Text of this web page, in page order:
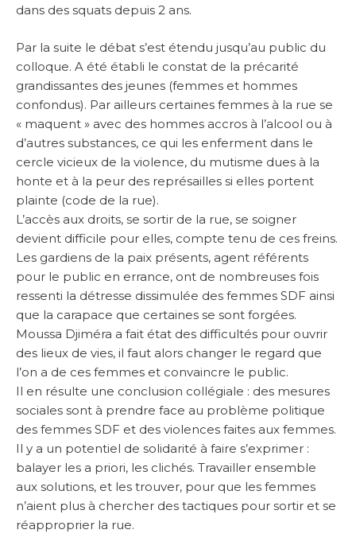
dans des squats depuis 2 ans.
Par la suite le débat s’est étendu jusqu’au public du
colloque. A été établi le constat de la précarité
grandissantes des jeunes (femmes et hommes
confondus). Par ailleurs certaines femmes à la rue se
« maquent » avec des hommes accros à l’alcool ou à
d’autres substances, ce qui les enferment dans le
cercle vicieux de la violence, du mutisme dues à la
honte et à la peur des représailles si elles portent
plainte (code de la rue).
L’accès aux droits, se sortir de la rue, se soigner
devient difficile pour elles, compte tenu de ces freins.
Les gardiens de la paix présents, agent référents
pour le public en errance, ont de nombreuses fois
ressenti la détresse dissimulée des femmes SDF ainsi
que la carapace que certaines se sont forgées.
Moussa Djiméra a fait état des difficultés pour ouvrir
des lieux de vies, il faut alors changer le regard que
l’on a de ces femmes et convaincre le public.
Il en résulte une conclusion collégiale : des mesures
sociales sont à prendre face au problème politique
des femmes SDF et des violences faites aux femmes.
Il y a un potentiel de solidarité à faire s’exprimer :
balayer les a priori, les clichés. Travailler ensemble
aux solutions, et les trouver, pour que les femmes
n’aient plus à chercher des tactiques pour sortir et se
réapproprier la rue.